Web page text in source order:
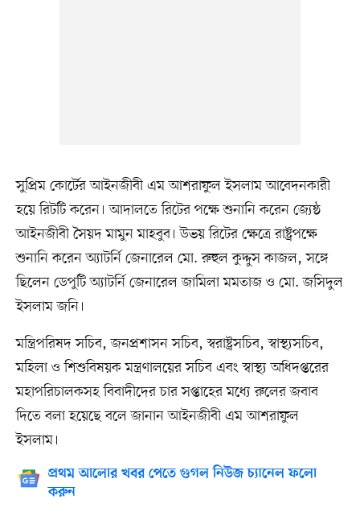
সুপ্রিম কোর্টের আইনজীবী এম আশরাফুল ইসলাম আবেদনকারী
হয়ে রিটটি করেন। আদালতে রিটের পক্ষে শুনানি করেন জ্যেষ্ঠ
আইনজীবী সৈয়দ মামুন মাহবুব। উভয় রিটের ক্ষেত্রে রাষ্ট্রপক্ষে
শুনানি করেন অ্যাটর্নি জেনারেল মো. রুহুল কুদ্দুস কাজল, সঙ্গে
ছিলেন ডেপুটি অ্যাটর্নি জেনারেল জামিলা মমতাজ ও মো. জসিদুল
ইসলাম জনি।
মন্ত্রিপরিষদ সচিব, জনপ্রশাসন সচিব, স্বরাষ্ট্রসচিব, স্বাস্থ্যসচিব,
মহিলা ও শিশুবিষয়ক মন্ত্রণালয়ের সচিব এবং স্বাস্থ্য অধিদপ্তরের
মহাপরিচালকসহ বিবাদীদের চার সপ্তাহের মধ্যে রুলের জবাব
দিতে বলা হয়েছে বলে জানান আইনজীবী এম আশরাফুল
ইসলাম।
প্রথম আলোর খবর পেতে গুগল নিউজ চ্যানেল ফলো
করুন